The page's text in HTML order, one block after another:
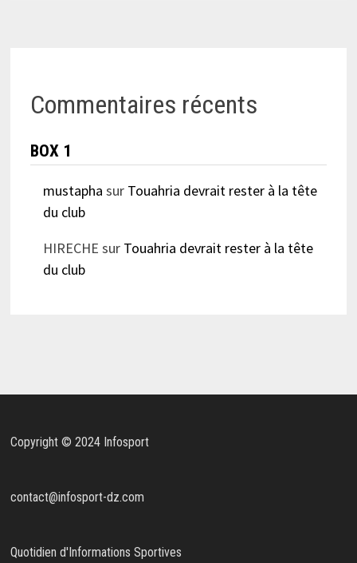
Commentaires récents
BOX 1
mustapha sur Touahria devrait rester à la tête
du club
HIRECHE sur Touahria devrait rester à la tête
du club
Copyright © 2024 Infosport
contact@infosport-dz.com
Quotidien d'Informations Sportives